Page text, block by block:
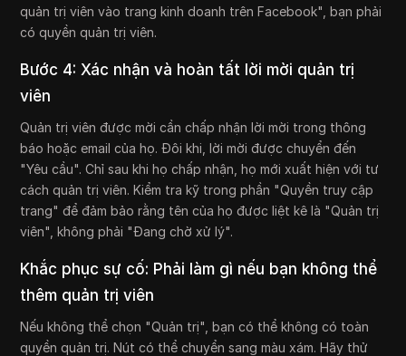
quản trị viên vào trang kinh doanh trên Facebook", bạn phải
có quyền quản trị viên.
Bước 4: Xác nhận và hoàn tất lời mời quản trị
viên
Quản trị viên được mời cần chấp nhận lời mời trong thông
báo hoặc email của họ. Đôi khi, lời mời được chuyển đến
"Yêu cầu". Chỉ sau khi họ chấp nhận, họ mới xuất hiện với tư
cách quản trị viên. Kiểm tra kỹ trong phần "Quyền truy cập
trang" để đảm bảo rằng tên của họ được liệt kê là "Quản trị
viên", không phải "Đang chờ xử lý".
Khắc phục sự cố: Phải làm gì nếu bạn không thể
thêm quản trị viên
Nếu không thể chọn "Quản trị", bạn có thể không có toàn
quyền quản trị. Nút có thể chuyển sang màu xám. Hãy thử